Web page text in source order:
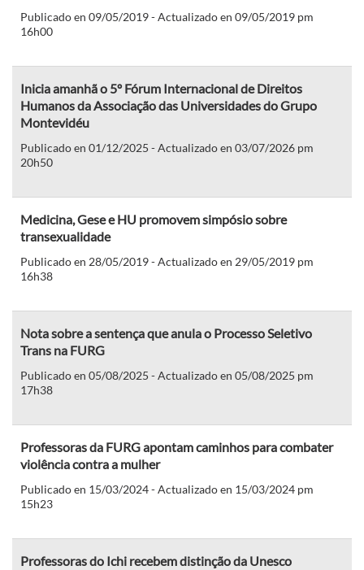
Publicado en 09/05/2019 - Actualizado en 09/05/2019 pm
16h00
Inicia amanhã o 5º Fórum Internacional de Direitos
Humanos da Associação das Universidades do Grupo
Montevidéu
Publicado en 01/12/2025 - Actualizado en 03/07/2026 pm
20h50
Medicina, Gese e HU promovem simpósio sobre
transexualidade
Publicado en 28/05/2019 - Actualizado en 29/05/2019 pm
16h38
Nota sobre a sentença que anula o Processo Seletivo
Trans na FURG
Publicado en 05/08/2025 - Actualizado en 05/08/2025 pm
17h38
Professoras da FURG apontam caminhos para combater
violência contra a mulher
Publicado en 15/03/2024 - Actualizado en 15/03/2024 pm
15h23
Professoras do Ichi recebem distinção da Unesco